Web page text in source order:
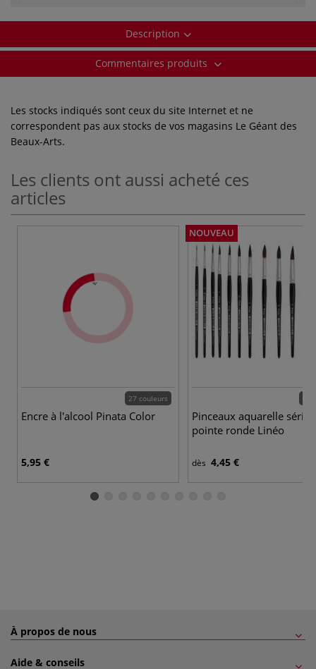
Description
Commentaires produits
Les stocks indiqués sont ceux du site Internet et ne
correspondent pas aux stocks de vos magasins Le Géant des
Beaux-Arts.
Les clients ont aussi acheté ces
articles
27 couleurs
Encre à l'alcool Pinata Color
5,95 €
NOUVEAU
Pinceaux aquarelle série
pointe ronde Linéo
dès 4,45 €
À propos de nous
Aide & conseils